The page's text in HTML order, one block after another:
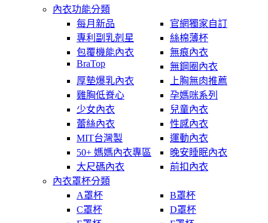
內衣功能分類
每月新品
官網獨家自訂
專利副乳剋星
絲棉薄杯
包覆機能內衣
無痕內衣
BraTop
無鋼圈內衣
厚墊爆乳內衣
上胸無肉推薦
雞胸低脊心
孕媽咪系列
少女內衣
兒童內衣
蕾絲內衣
性感內衣
MIT台灣製
運動內衣
50+ 媽媽內衣專區
晚安睡眠內衣
大尺碼內衣
前扣內衣
內衣罩杯分類
A罩杯
B罩杯
C罩杯
D罩杯